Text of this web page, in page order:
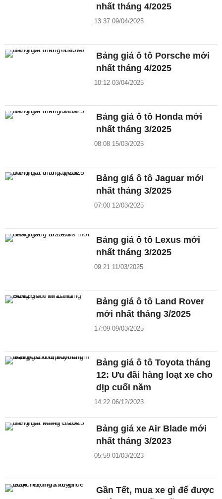
nhất tháng 4/2025
13:37 09/04/2025
Bảng giá ô tô Porsche mới
nhất tháng 4/2025
10:12 03/04/2025
Bảng giá ô tô Honda mới
nhất tháng 3/2025
08:08 15/03/2025
Bảng giá ô tô Jaguar mới
nhất tháng 3/2025
07:00 12/03/2025
Bảng giá ô tô Lexus mới
nhất tháng 3/2025
09:21 11/03/2025
Bảng giá ô tô Land Rover
mới nhất tháng 3/2025
17:09 09/03/2025
Bảng giá ô tô Toyota tháng
12: Ưu đãi hàng loạt xe cho
dịp cuối năm
14:22 06/12/2023
Bảng giá xe Air Blade mới
nhất tháng 3/2023
05:59 01/03/2023
Gần Tết, mua xe gì để được